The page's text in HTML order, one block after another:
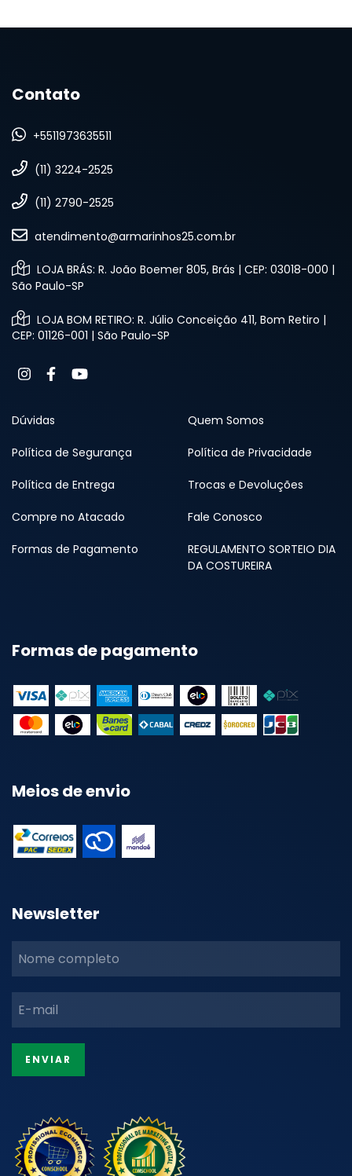
Contato
+5511973635511
(11) 3224-2525
(11) 2790-2525
atendimento@armarinhos25.com.br
LOJA BRÁS: R. João Boemer 805, Brás | CEP: 03018-000 |
São Paulo-SP
LOJA BOM RETIRO: R. Júlio Conceição 411, Bom Retiro |
CEP: 01126-001 | São Paulo-SP
Dúvidas Quem Somos
Política de Segurança Política de Privacidade
Política de Entrega Trocas e Devoluções
Compre no Atacado Fale Conosco
Formas de Pagamento
REGULAMENTO SORTEIO DIA
DA COSTUREIRA
Formas de pagamento
Meios de envio
Newsletter